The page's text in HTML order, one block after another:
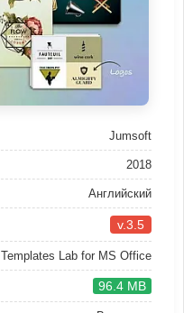
Jumsoft
2018
Английский
v.3.5
Lab for MS Office
96.4 MB